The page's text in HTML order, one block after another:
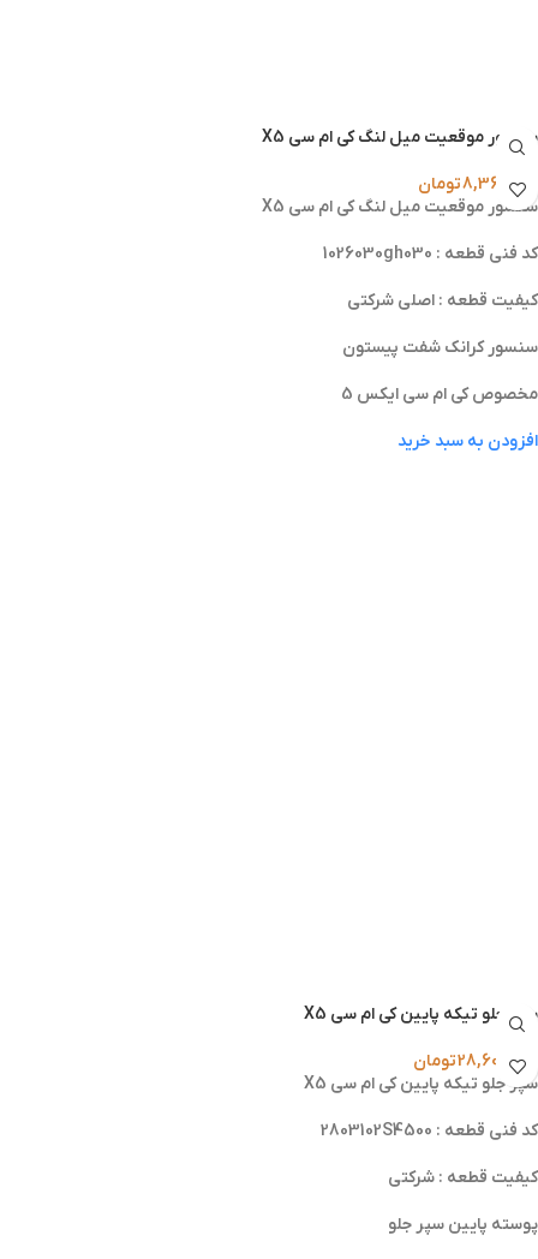
سنسور موقعیت میل‌ لنگ کی‌ ام‌ سی X5
8,360,000تومان
سنسور موقعیت میل‌ لنگ کی‌ ام‌ سی X5
کد فنی قطعه : 1026030gh030
کیفیت قطعه : اصلی شرکتی
سنسور کرانک شفت پیستون
مخصوص کی ام سی ایکس 5
افزودن به سبد خرید
سپر جلو تیکه پایین کی‌ ام‌ سی X5
28,600,000تومان
سپر جلو تیکه پایین کی‌ ام‌ سی X5
کد فنی قطعه : 2803102S4500
کیفیت قطعه : شرکتی
پوسته پایین سپر جلو